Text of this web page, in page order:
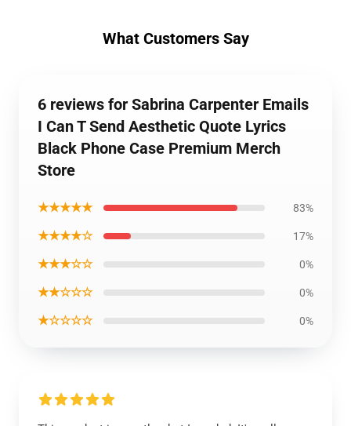
What Customers Say
6 reviews for Sabrina Carpenter Emails
I Can T Send Aesthetic Quote Lyrics
Black Phone Case Premium Merch
Store
★★★★★ 83%
★★★★☆ 17%
★★★☆☆ 0%
★★☆☆☆ 0%
★☆☆☆☆ 0%